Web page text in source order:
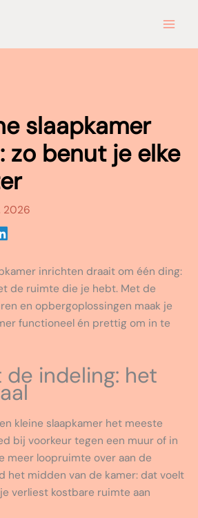
slaapkamer
zo benut je elke
2026
inrichten draait om één ding:
de ruimte die je hebt. Met de
en opbergoplossingen maak je
functioneel én prettig om in te
de indeling: het
kleine slaapkamer het meeste
bij voorkeur tegen een muur of in
meer loopruimte over aan de
het midden van de kamer: dat voelt
verliest kostbare ruimte aan